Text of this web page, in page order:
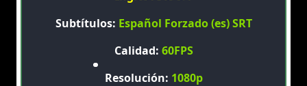
Subtítulos: Español Forzado (es) SRT
Calidad: 60FPS
Resolución: 1080p